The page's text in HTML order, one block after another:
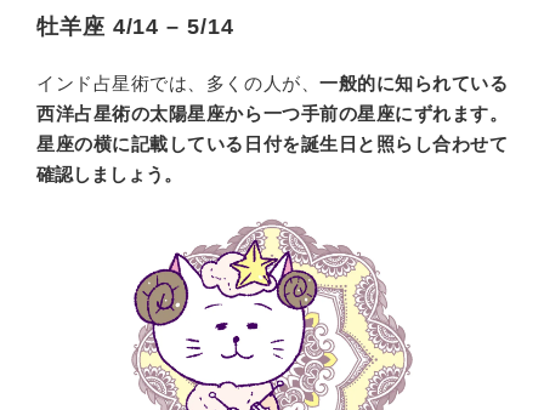
牡羊座 4/14 – 5/14
インド占星術では、多くの人が、一般的に知られている
西洋占星術の太陽星座から一つ手前の星座にずれます。
星座の横に記載している日付を誕生日と照らし合わせて
確認しましょう。